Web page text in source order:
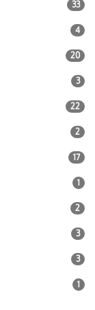
33
4
20
3
22
2
17
1
2
3
3
1